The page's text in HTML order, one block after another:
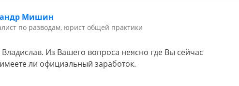
Мишин
по разводам, юрист общей практики
Владислав. Из Вашего вопроса неясно где Вы сейчас
ли официальный заработок.